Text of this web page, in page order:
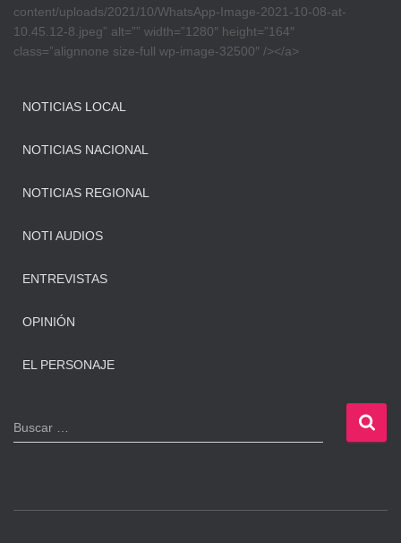
content/uploads/2021/10/WhatsApp-Image-2021-10-08-at-
10.45.12-8.jpeg” alt=”” width=”1280″ height=”164″
class=”alignnone size-full wp-image-32500″ /></a>
NOTICIAS LOCAL
NOTICIAS NACIONAL
NOTICIAS REGIONAL
NOTI AUDIOS
ENTREVISTAS
OPINIÓN
EL PERSONAJE
B
u
Buscar …